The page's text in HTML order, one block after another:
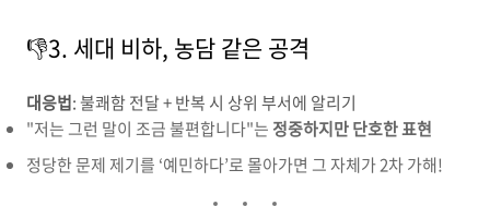
👎3. 세대 비하, 농담 같은 공격
대응법: 불쾌함 전달 + 반복 시 상위 부서에 알리기
"저는 그런 말이 조금 불편합니다"는 정중하지만 단호한 표현
정당한 문제 제기를 ‘예민하다’로 몰아가면 그 자체가 2차 가해!